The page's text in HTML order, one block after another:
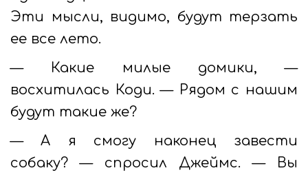
Эти мысли, видимо, будут терзать
ее все лето.
— Какие милые домики, —
восхитилась Коди. — Рядом с нашим
будут такие же?
— А я смогу наконец завести
собаку? — спросил Джеймс. — Вы